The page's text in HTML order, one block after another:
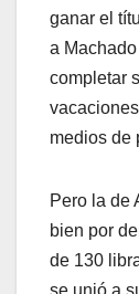
ganar el
a
completar
medios de
Pero la de
bien por
de 130